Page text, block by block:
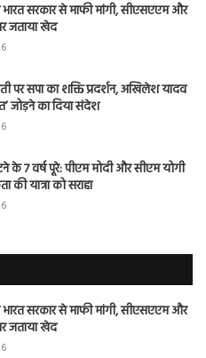
भारत सरकार से माफी मांगी, सीएसएएम और
जताया खेद
पर सपा का शक्ति प्रदर्शन, अखिलेश यादव
जोड़ने का दिया संदेश
के 7 वर्ष पूरे: पीएम मोदी और सीएम योगी
की यात्रा को सराहा
भारत सरकार से माफी मांगी, सीएसएएम और
जताया खेद